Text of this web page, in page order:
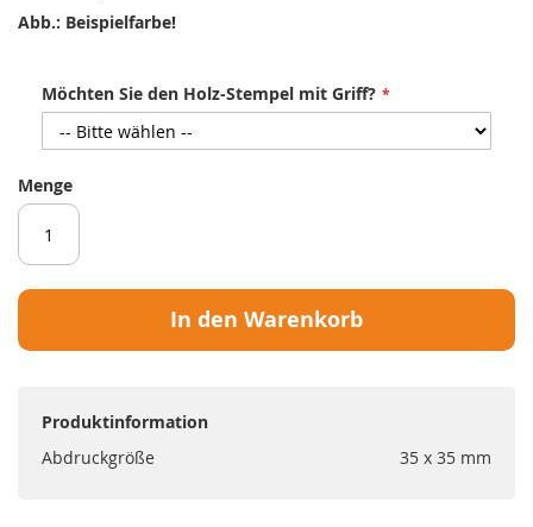
Abb.: Beispielfarbe!
Möchten Sie den Holz-Stempel mit Griff?
Menge
In den Warenkorb
Produktinformation
Abdruckgröße
35 x 35 mm